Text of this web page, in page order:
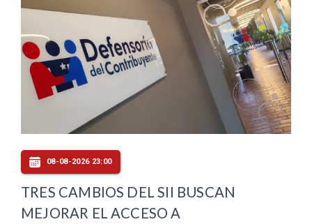
08-08-2026 23:00
TRES CAMBIOS DEL SII BUSCAN
MEJORAR EL ACCESO A